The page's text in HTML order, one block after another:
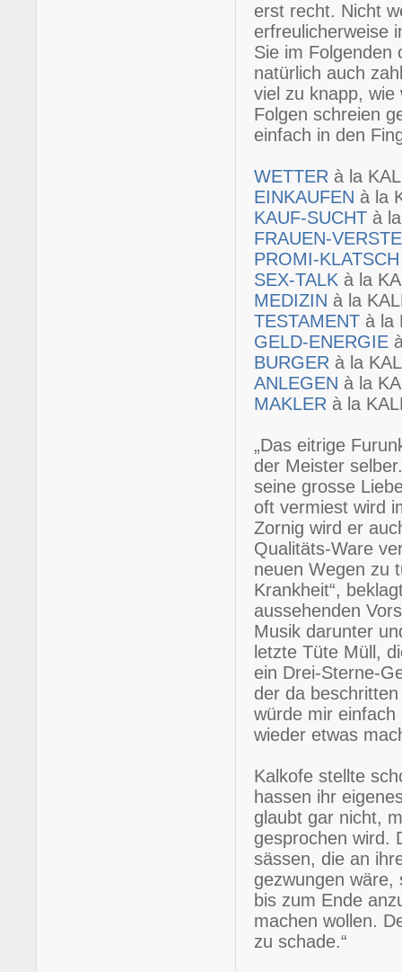
erst recht. Nicht
erfreulicherweise
Sie im Folgenden
natürlich auch
viel zu knapp,
Folgen schreien
einfach in den
WETTER à la
EINKAUFEN à la
KAUF-SUCHT à
FRAUEN-
PROMI-
SEX-TALK à la
MEDIZIN à la
TESTAMENT à la
GELD-ENERGIE
BURGER à la
ANLEGEN à la
MAKLER à la
„Das eitrige
der Meister
seine grosse
oft vermiest wird
Zornig wird er
Qualitäts-Ware
neuen Wegen zu
Krankheit“,
aussehenden
Musik darunter
letzte Tüte Müll,
ein Drei-Sterne-
der da
würde mir
wieder etwas
Kalkofe stellte
hassen ihr
glaubt gar nicht,
gesprochen wird.
sässen, die an
gezwungen wäre,
bis zum Ende
machen wollen.
zu schade.“